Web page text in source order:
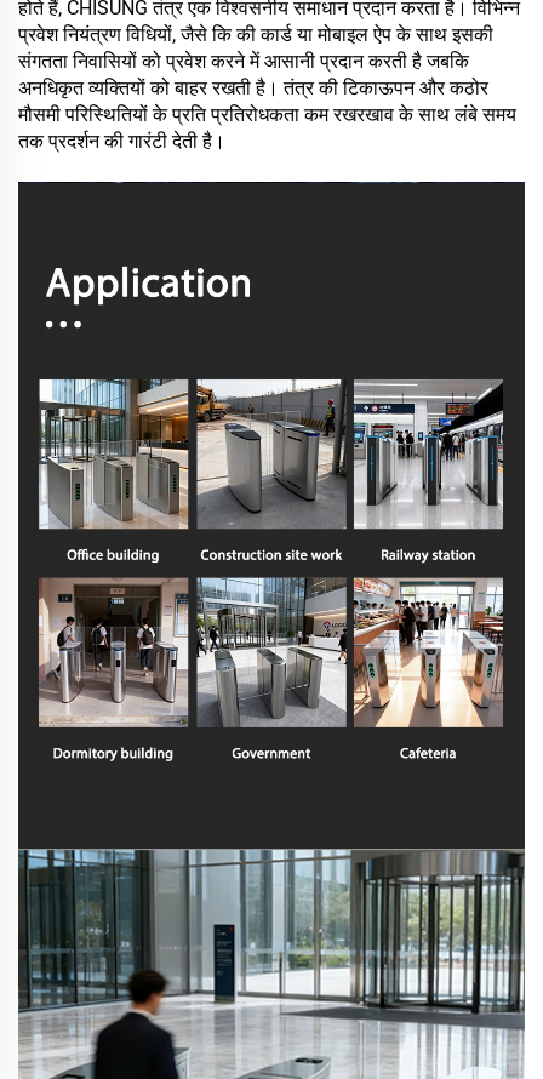
होते हैं, CHISUNG तंत्र एक विश्वसनीय समाधान प्रदान करता है। विभिन्न
प्रवेश नियंत्रण विधियों, जैसे कि की कार्ड या मोबाइल ऐप के साथ इसकी
संगतता निवासियों को प्रवेश करने में आसानी प्रदान करती है जबकि
अनधिकृत व्यक्तियों को बाहर रखती है। तंत्र की टिकाऊपन और कठोर
मौसमी परिस्थितियों के प्रति प्रतिरोधकता कम रखरखाव के साथ लंबे समय
तक प्रदर्शन की गारंटी देती है।